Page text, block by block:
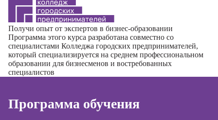
Онлайн-обучение
копирайтинга
Курсы по
созданию
контента
Получи опыт от экспертов в бизнес-образовании
Программа этого курса разработана совместно со
специалистами Колледжа городских предпринимателей,
который специализируется на среднем профессиональном
образовании для бизнесменов и востребованных
специалистов
Программа обучения